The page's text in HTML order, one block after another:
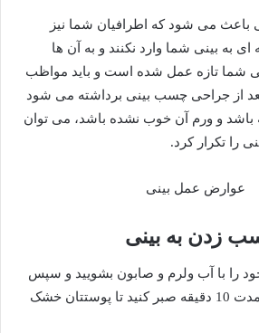
می شود که اطرافیان شما نیز
به بینی شما وارد نکنند و به آن ها
شما تازه عمل شده است و باید مواظب
بعد از جراحی چسب بینی برداشته می شود
باشد و ورم آن خوب نشده باشد، می توان
را تکرار کرد.
زدن به بینی
خود را با آب ولرم و صابون بشویید و سپس
با حوله خشک کنید. به مدت 10 دقیقه صبر کنید تا پوستتان خشک